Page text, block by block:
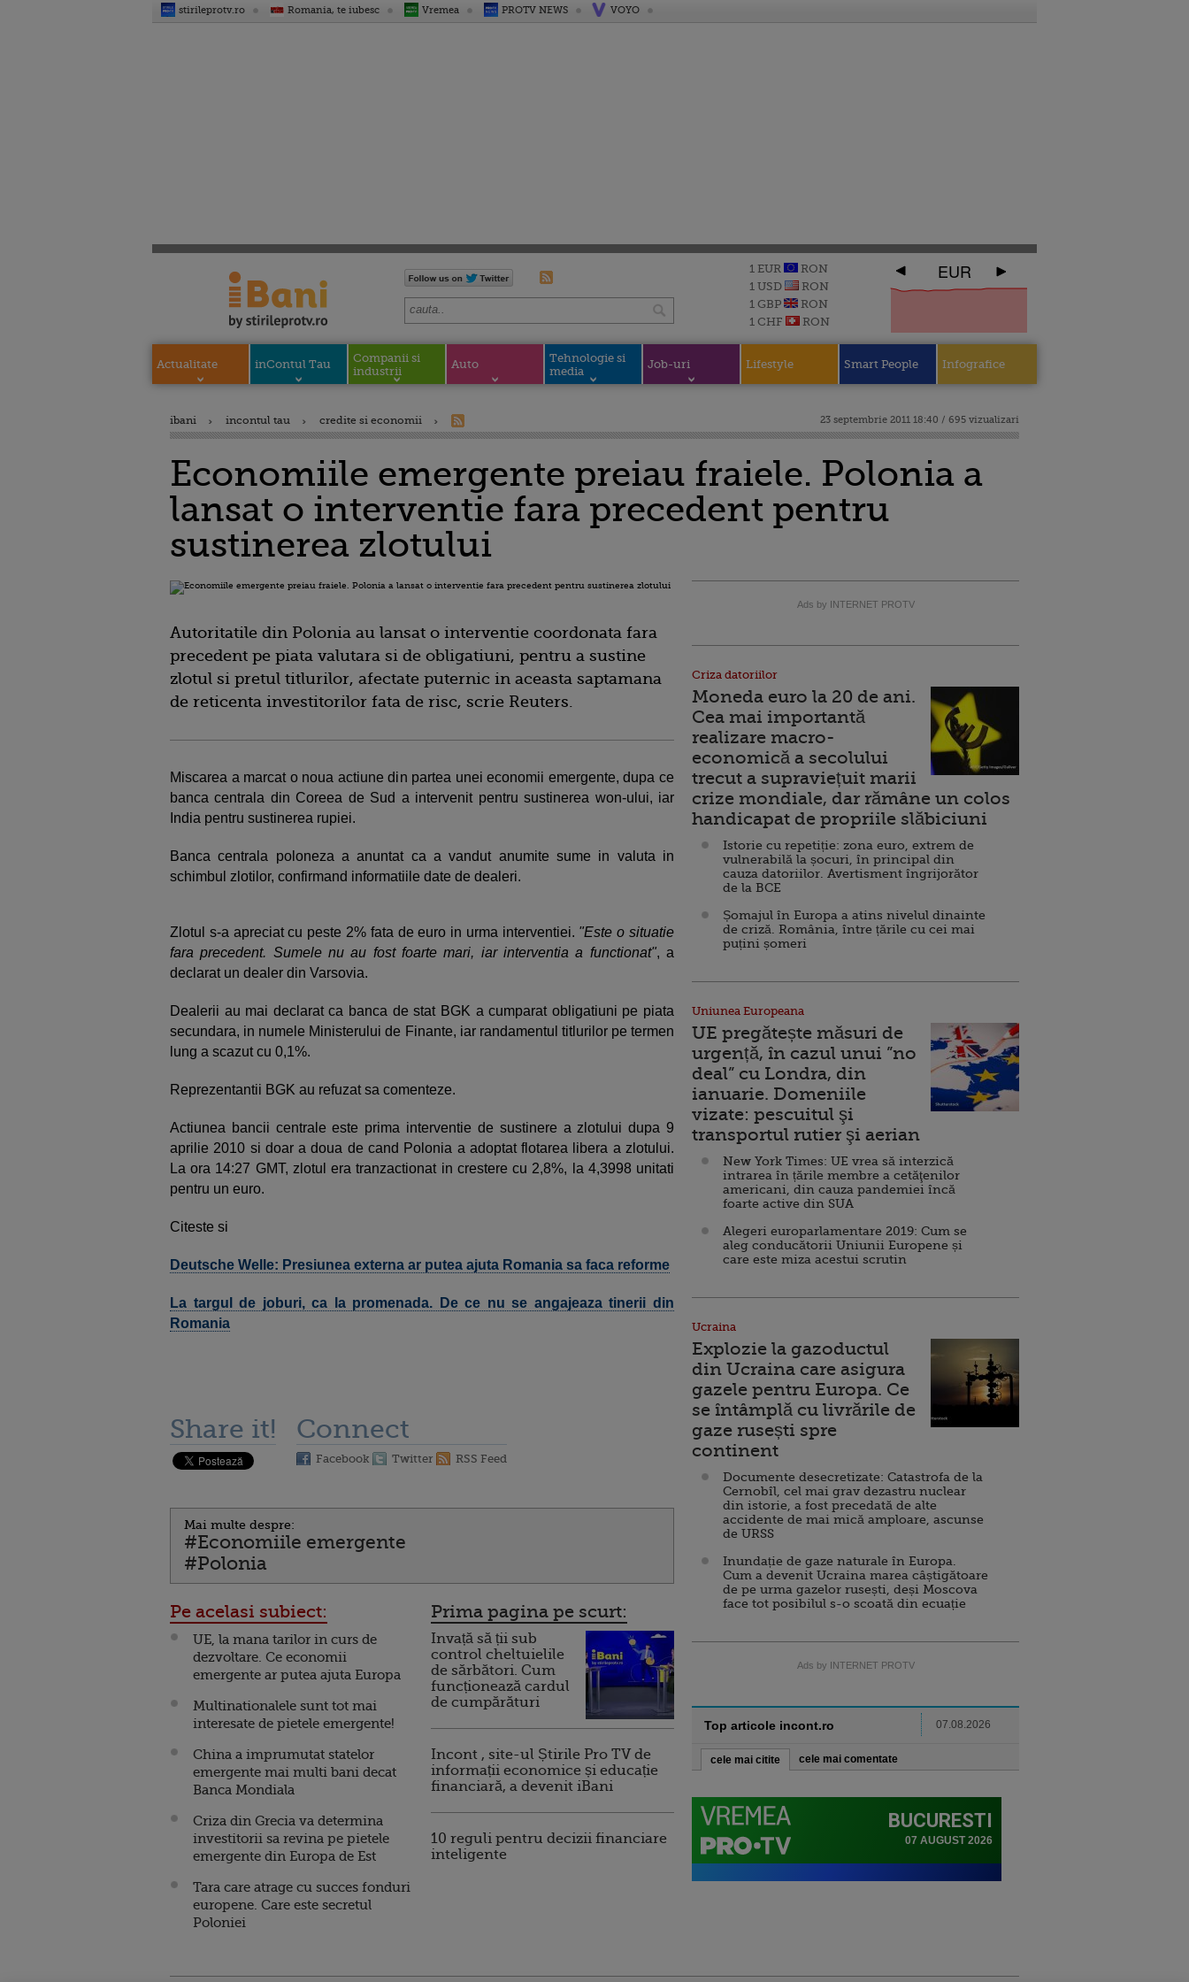
stirileprotv.ro Romania, te iubesc Vremea PROTV NEWS VOYO
1 EUR
RON
1 USD
RON
1 GBP
RON
1 CHF
RON
EUR
Actualitate inContul Tau
Companii si
industrii
Auto
Tehnologie si
media
Job-uri Lifestyle Smart People Infografice
ibani incontul tau credite si economii 23 septembrie 2011 18:40 / 695 vizualizari
Economiile emergente preiau fraiele. Polonia a
lansat o interventie fara precedent pentru
sustinerea zlotului
Autoritatile din Polonia au lansat o interventie coordonata fara
precedent pe piata valutara si de obligatiuni, pentru a sustine
zlotul si pretul titlurilor, afectate puternic in aceasta saptamana
de reticenta investitorilor fata de risc, scrie Reuters.
Miscarea a marcat o noua actiune din partea unei economii emergente, dupa ce
banca centrala din Coreea de Sud a intervenit pentru sustinerea won-ului, iar
India pentru sustinerea rupiei.
Banca centrala poloneza a anuntat ca a vandut anumite sume in valuta in
schimbul zlotilor, confirmand informatiile date de dealeri.
Zlotul s-a apreciat cu peste 2% fata de euro in urma interventiei. "Este o situatie
fara precedent. Sumele nu au fost foarte mari, iar interventia a functionat", a
declarat un dealer din Varsovia.
Dealerii au mai declarat ca banca de stat BGK a cumparat obligatiuni pe piata
secundara, in numele Ministerului de Finante, iar randamentul titlurilor pe termen
lung a scazut cu 0,1%.
Reprezentantii BGK au refuzat sa comenteze.
Actiunea bancii centrale este prima interventie de sustinere a zlotului dupa 9
aprilie 2010 si doar a doua de cand Polonia a adoptat flotarea libera a zlotului.
La ora 14:27 GMT, zlotul era tranzactionat in crestere cu 2,8%, la 4,3998 unitati
pentru un euro.
Citeste si
Deutsche Welle: Presiunea externa ar putea ajuta Romania sa faca reforme
La targul de joburi, ca la promenada. De ce nu se angajeaza tinerii din
Romania
Share it! Connect
Facebook Twitter RSS Feed
Mai multe despre:
#Economiile emergente
#Polonia
Pe acelasi subiect:
UE, la mana tarilor in curs de
dezvoltare. Ce economii
emergente ar putea ajuta Europa
Multinationalele sunt tot mai
interesate de pietele emergente!
China a imprumutat statelor
emergente mai multi bani decat
Banca Mondiala
Criza din Grecia va determina
investitorii sa revina pe pietele
emergente din Europa de Est
Tara care atrage cu succes fonduri
europene. Care este secretul
Poloniei
Prima pagina pe scurt:
Invață să ții sub
control cheltuielile
de sărbători. Cum
funcționează cardul
de cumpărături
Incont , site-ul Știrile Pro TV de
informații economice și educație
financiară, a devenit iBani
10 reguli pentru decizii financiare
inteligente
Ads by INTERNET PROTV
Criza datoriilor
Moneda euro la 20 de ani.
Cea mai importantă
realizare macro-
economică a secolului
trecut a supraviețuit marii
crize mondiale, dar rămâne un colos
handicapat de propriile slăbiciuni
Istorie cu repetiție: zona euro, extrem de
vulnerabilă la șocuri, în principal din
cauza datoriilor. Avertisment îngrijorător
de la BCE
Șomajul în Europa a atins nivelul dinainte
de criză. România, între țările cu cei mai
puțini șomeri
Uniunea Europeana
UE pregătește măsuri de
urgență, în cazul unui ”no
deal” cu Londra, din
ianuarie. Domeniile
vizate: pescuitul şi
transportul rutier şi aerian
New York Times: UE vrea să interzică
intrarea în țările membre a cetăţenilor
americani, din cauza pandemiei încă
foarte active din SUA
Alegeri europarlamentare 2019: Cum se
aleg conducătorii Uniunii Europene și
care este miza acestui scrutin
Ucraina
Explozie la gazoductul
din Ucraina care asigura
gazele pentru Europa. Ce
se întâmplă cu livrările de
gaze rusești spre
continent
Documente desecretizate: Catastrofa de la
Cernobîl, cel mai grav dezastru nuclear
din istorie, a fost precedată de alte
accidente de mai mică amploare, ascunse
de URSS
Inundație de gaze naturale în Europa.
Cum a devenit Ucraina marea câștigătoare
de pe urma gazelor rusești, deși Moscova
face tot posibilul s-o scoată din ecuație
Ads by INTERNET PROTV
Top articole incont.ro 07.08.2026
cele mai citite cele mai comentate